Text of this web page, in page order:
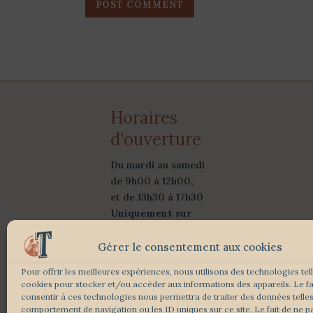
Gérer le consentement aux cookies
Pour offrir les meilleures expériences, nous utilisons des technologies
cookies pour stocker et/ou accéder aux informations des appareils. Le
consentir à ces technologies nous permettra de traiter des données
comportement de navigation ou les ID uniques sur ce site. Le fait de ne
Horaires
d'ouverture
Du mardi au samedi
de 9h00 à 12h00,
et de 13h30 à 17h30
Uniquement sur
Suivez-Nous :